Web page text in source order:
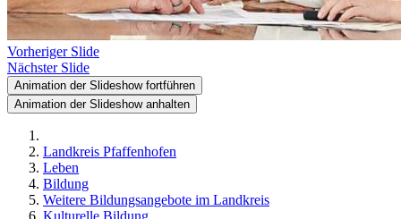
Vorheriger Slide
Nächster Slide
Animation der Slideshow fortführen
Animation der Slideshow anhalten
Landkreis Pfaffenhofen
Leben
Bildung
Weitere Bildungsangebote im Landkreis
Kulturelle Bildung